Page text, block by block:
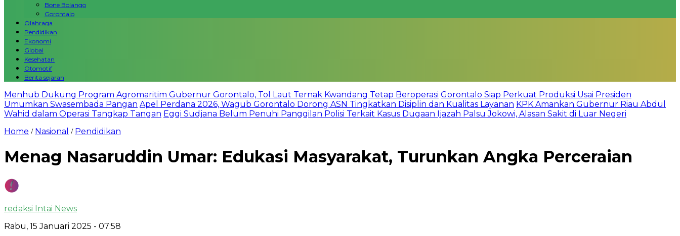
Bone Bolango
Gorontalo
Olahraga
Pendidikan
Ekonomi
Global
Kesehatan
Otomotif
Berita sejarah
Menhub Dukung Program Agromaritim Gubernur Gorontalo, Tol Laut Ternak Kwandang Tetap Beroperasi Gorontalo Siap Perkuat Produksi Usai Presiden
Umumkan Swasembada Pangan Apel Perdana 2026, Wagub Gorontalo Dorong ASN Tingkatkan Disiplin dan Kualitas Layanan KPK Amankan Gubernur Riau Abdul
Wahid dalam Operasi Tangkap Tangan Eggi Sudjana Belum Penuhi Panggilan Polisi Terkait Kasus Dugaan Ijazah Palsu Jokowi, Alasan Sakit di Luar Negeri
Home / Nasional / Pendidikan
Menag Nasaruddin Umar: Edukasi Masyarakat, Turunkan Angka Perceraian
redaksi Intai News
Rabu, 15 Januari 2025 - 07:58